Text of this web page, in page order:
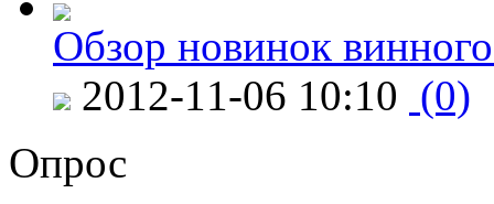
Обзор новинок
2012-11-06 10:10 (0)
Опрос